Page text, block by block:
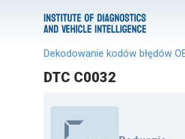
Dekodowanie kodów błędów
DTC C0032